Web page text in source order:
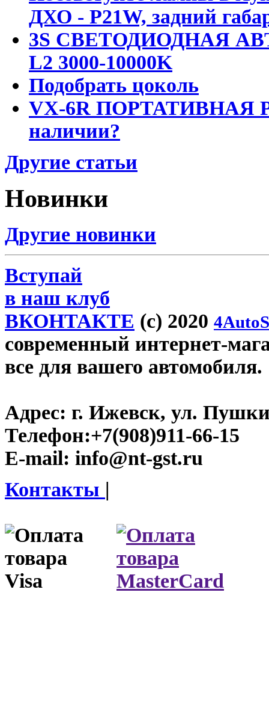
ДХО - P21W, задний
3S СВЕТОДИОДНАЯ
L2 3000-10000K
Подобрать цоколь
VX-6R ПОРТАТИВНАЯ
наличии?
Другие статьи
Новинки
Другие новинки
Вступай
в наш клуб
ВКОНТАКТЕ (c) 2020
современный интернет-
все для вашего автомобиля.
Адрес: г. Ижевск, ул.
Телефон:+7(908)911-66-15
E-mail: info@nt-gst.ru
Контакты |